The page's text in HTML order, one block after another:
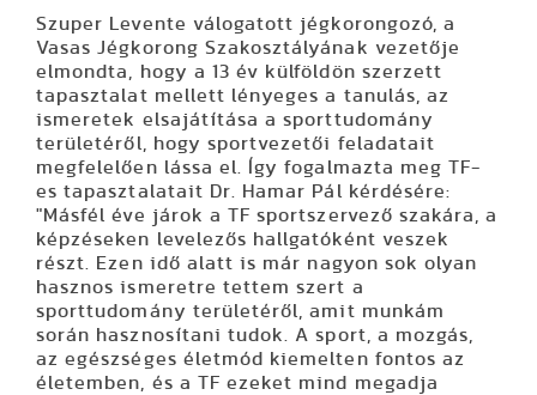
Szuper Levente válogatott jégkorongozó, a
Vasas Jégkorong Szakosztályának vezetője
elmondta, hogy a 13 év külföldön szerzett
tapasztalat mellett lényeges a tanulás, az
ismeretek elsajátítása a sporttudomány
területéről, hogy sportvezetői feladatait
megfelelően lássa el. Így fogalmazta meg TF-
es tapasztalatait Dr. Hamar Pál kérdésére:
"Másfél éve járok a TF sportszervező szakára, a
képzéseken levelezős hallgatóként veszek
részt. Ezen idő alatt is már nagyon sok olyan
hasznos ismeretre tettem szert a
sporttudomány területéről, amit munkám
során hasznosítani tudok. A sport, a mozgás,
az egészséges életmód kiemelten fontos az
életemben, és a TF ezeket mind megadja